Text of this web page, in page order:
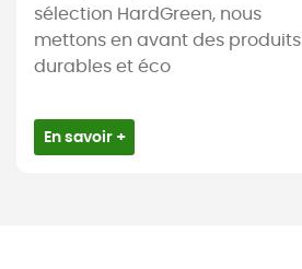
sélection HardGreen, nous
mettons en avant des produits
durables et éco
En savoir +